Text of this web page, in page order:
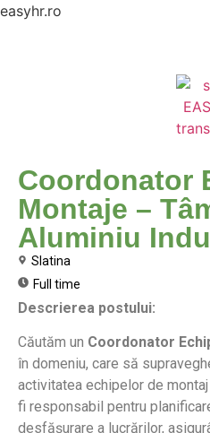
easyhr.ro
Coordonator
Montaje –
Aluminiu
Slatina
Full time
Descrierea postului:
Căutăm un Coordonator
în domeniu, care să
activitatea echipelor de
fi responsabil pentru
desfășurare a lucrărilor,